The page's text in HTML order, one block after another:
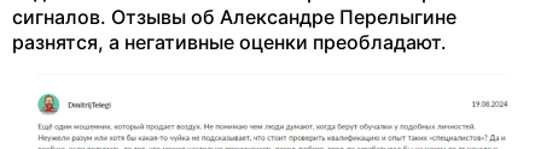
сигналов. Отзывы об Александре Перелыгине
разнятся, а негативные оценки преобладают.